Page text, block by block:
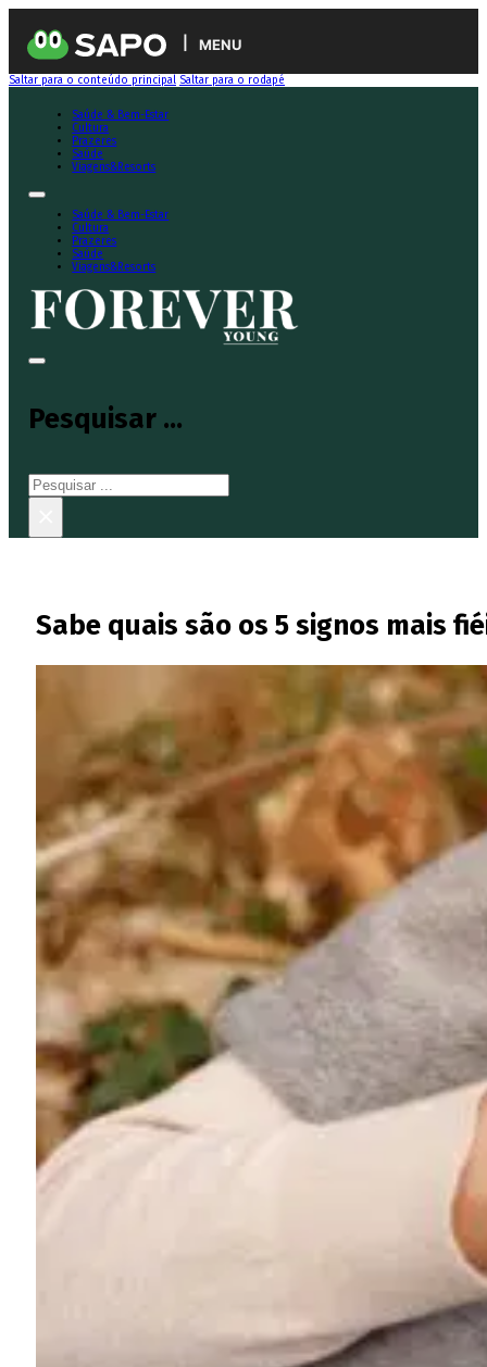
MENU
Saltar para o conteúdo principal Saltar para o rodapé
Saúde & Bem-Estar
Cultura
Prazeres
Saúde
Viagens&Resorts
Saúde & Bem-Estar
Cultura
Prazeres
Saúde
Viagens&Resorts
Pesquisar ...
Pesquisar
Sabe quais são os 5 signos mais